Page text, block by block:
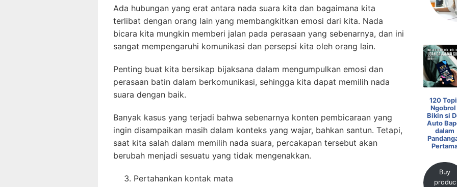
Ada hubungan yang erat antara nada suara kita dan bagaimana kita
terlibat dengan orang lain yang membangkitkan emosi dari kita. Nada
bicara kita mungkin memberi jalan pada perasaan yang sebenarnya, dan ini
sangat mempengaruhi komunikasi dan persepsi kita oleh orang lain.
Penting buat kita bersikap bijaksana dalam mengumpulkan emosi dan
perasaan batin dalam berkomunikasi, sehingga kita dapat memilih nada
suara dengan baik.
Banyak kasus yang terjadi bahwa sebenarnya konten pembicaraan yang
ingin disampaikan masih dalam konteks yang wajar, bahkan santun. Tetapi,
saat kita salah dalam memilih nada suara, percakapan tersebut akan
berubah menjadi sesuatu yang tidak mengenakkan.
Pertahankan kontak mata
120
Ngobrol
Bikin si
Auto
dalam
Buy
produc